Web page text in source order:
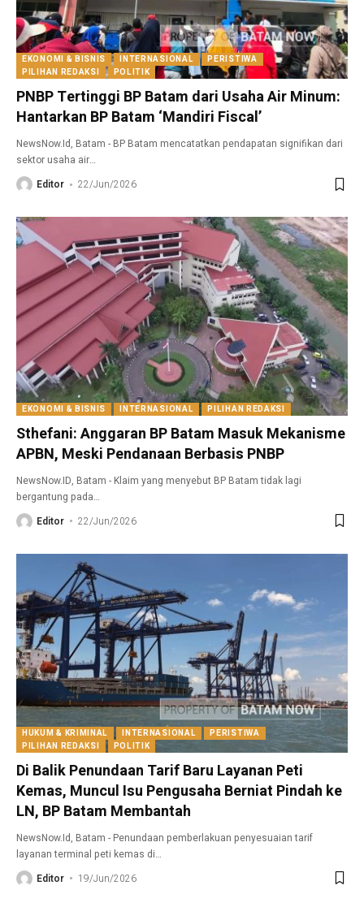
EKONOMI & BISNIS INTERNASIONAL
PERISTIWA
PILIHAN REDAKSI
POLITIK
PNBP Tertinggi BP Batam dari Usaha Air Minum:
Hantarkan BP Batam ‘Mandiri Fiscal’
NewsNow.Id, Batam - BP Batam mencatatkan pendapatan signifikan dari
sektor usaha air…
Editor
22/Jun/2026
EKONOMI & BISNIS INTERNASIONAL PILIHAN REDAKSI
Sthefani: Anggaran BP Batam Masuk Mekanisme
APBN, Meski Pendanaan Berbasis PNBP
NewsNow.ID, Batam - Klaim yang menyebut BP Batam tidak lagi
bergantung pada…
Editor
22/Jun/2026
HUKUM & KRIMINAL INTERNASIONAL
PERISTIWA
PILIHAN REDAKSI
POLITIK
Di Balik Penundaan Tarif Baru Layanan Peti
Kemas, Muncul Isu Pengusaha Berniat Pindah ke
LN, BP Batam Membantah
NewsNow.Id, Batam - Penundaan pemberlakuan penyesuaian tarif
layanan terminal peti kemas di…
Editor
19/Jun/2026